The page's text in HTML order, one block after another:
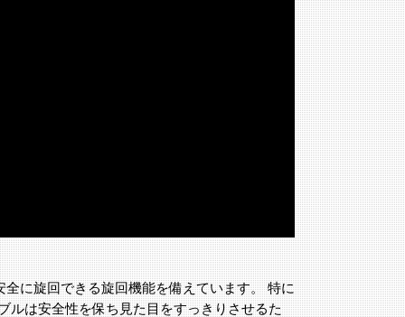
に旋回できる旋回機能を備えています。 特に
ルは安全性を保ち見た目をすっきりさせるた